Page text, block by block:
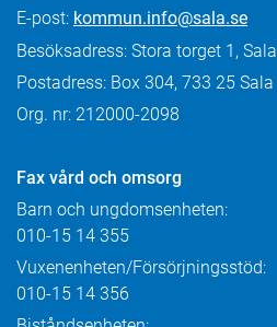
E-post: kommun.info@sala.se
Besöksadress: Stora torget 1, Sala
Postadress: Box 304, 733 25 Sala
Org. nr: 212000-2098
Fax vård och omsorg
Barn och ungdomsenheten:
010-15 14 355
Vuxenenheten/Försörjningsstöd:
010-15 14 356